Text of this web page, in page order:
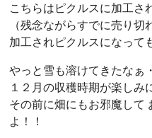
こちらはピクルスに加工さ
（残念ながらすでに売り切
加工されピクルスになって
やっと雪も溶けてきたなぁ
１２月の収穫時期が楽しみ
その前に畑にもお邪魔して
よ！！